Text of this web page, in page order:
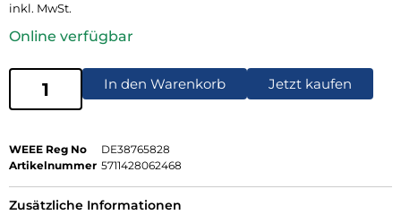
inkl. MwSt.
Online verfügbar
In den Warenkorb Jetzt kaufen
WEEE Reg No
DE38765828
Artikelnummer 5711428062468
Zusätzliche Informationen